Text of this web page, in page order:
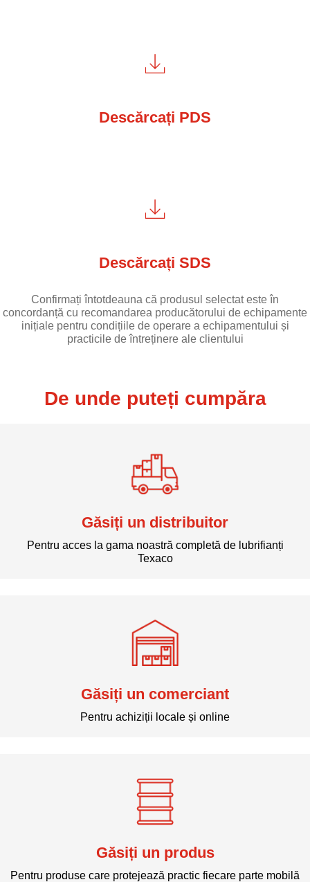
Descărcați PDS
Descărcați SDS
Confirmați întotdeauna că produsul selectat este în
concordanță cu recomandarea producătorului de echipamente
inițiale pentru condițiile de operare a echipamentului și
practicile de întreținere ale clientului
De unde puteți cumpăra
Găsiți un distribuitor
Pentru acces la gama noastră completă de lubrifianți
Texaco
Găsiți un comerciant
Pentru achiziții locale și online
Găsiți un produs
Pentru produse care protejează practic fiecare parte mobilă